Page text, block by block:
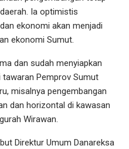
Ia optimistis
ekonomi akan menjadi
ekonomi Sumut.
dan sudah menyiapkan
tawaran Pemprov Sumut
misalnya pengembangan
dan horizontal di kawasan
Wirawan.
Direktur Umum Danareksa